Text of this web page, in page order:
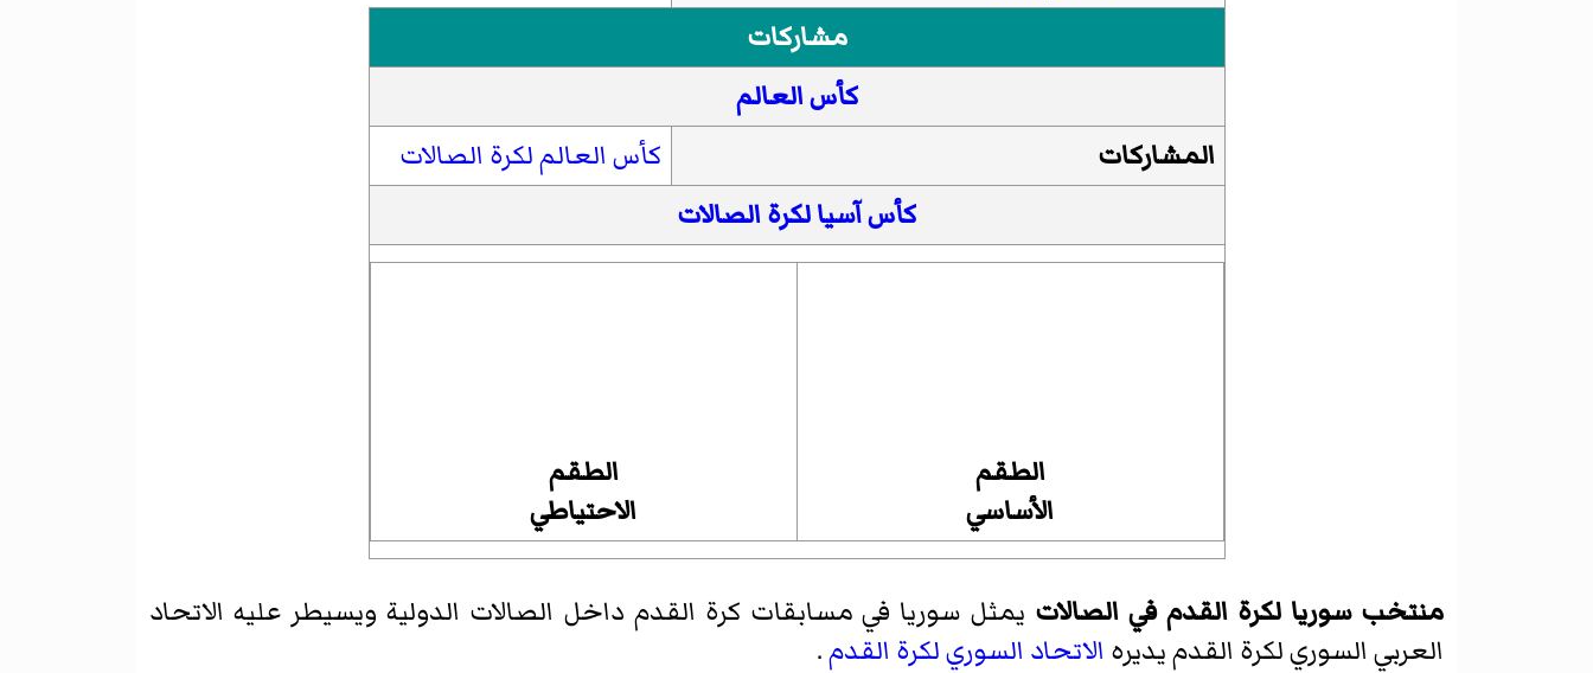
مشاركات
كأس العالم
المشاركات
كأس العالم لكرة الصالات
كأس آسيا لكرة الصالات
الطقم
الأساسي
الطقم
الاحتياطي
منتخب سوريا لكرة القدم في الصالات يمثل سوريا في مسابقات كرة القدم داخل الصالات الدولية ويسيطر عليه الاتحاد
العربي السوري لكرة القدم يديره الاتحاد السوري لكرة القدم.